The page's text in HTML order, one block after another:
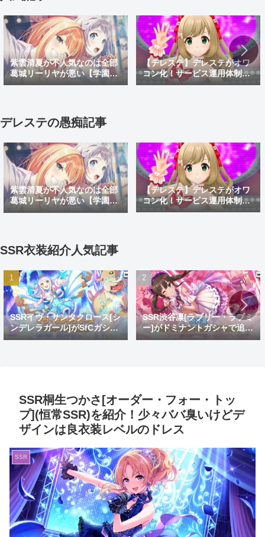
紫雲清夏が不人気なのは全部
葛城リーリヤが悪い【学園ア
イドルマスター】
【デレステ】デレステがオワ
コン化！サービス運用体制変
更でサ終秒読み開始！デレス
デレステの愚痴記事
紫雲清夏が不人気なのは全部
葛城リーリヤが悪い【学園ア
イドルマスター】
【デレステ】デレステがオワ
コン化！サービス運用体制変
更でサ終秒読み開始！デレス
SSR衣装紹介人気記事
SSRイヴ・サンタクロース[シ
ンデレラガール]がSfCガシャ
で登場！おめでとうイヴ。大
SSR渋谷凛[ラブリー・ラブミ
ー]がドミナントガシャで追
加！蒼を捨てし8周目先発ゴ
SSR桐生つかさ[オーダー・フォー・トッ
プ](恒常SSR)を紹介！少々ババ臭いけどデ
ザインは良衣装レベルのドレス
SSR